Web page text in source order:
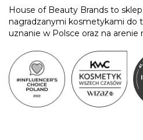
House of Beauty Brands to
nagradzanymi kosmetykami do
uznanie w Polsce oraz na arenie